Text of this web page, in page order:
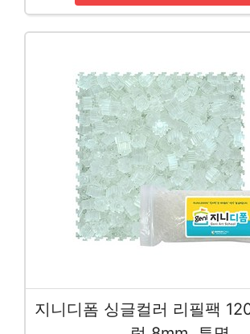
지니디폼 싱글컬러 리필팩